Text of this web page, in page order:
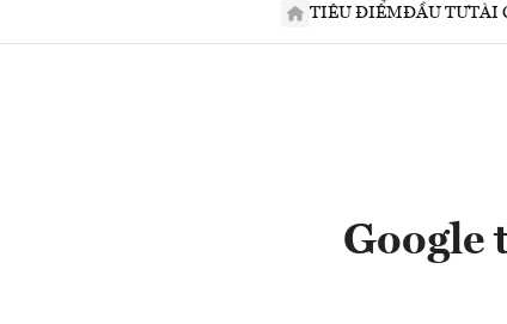
TIÊU ĐIỂMĐẦU TƯTÀI
Google